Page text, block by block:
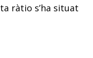
ràtio s’ha situat